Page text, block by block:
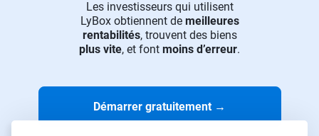
Les investisseurs qui utilisent
LyBox obtiennent de meilleures
rentabilités, trouvent des biens
plus vite, et font moins d’erreur.
Démarrer gratuitement →